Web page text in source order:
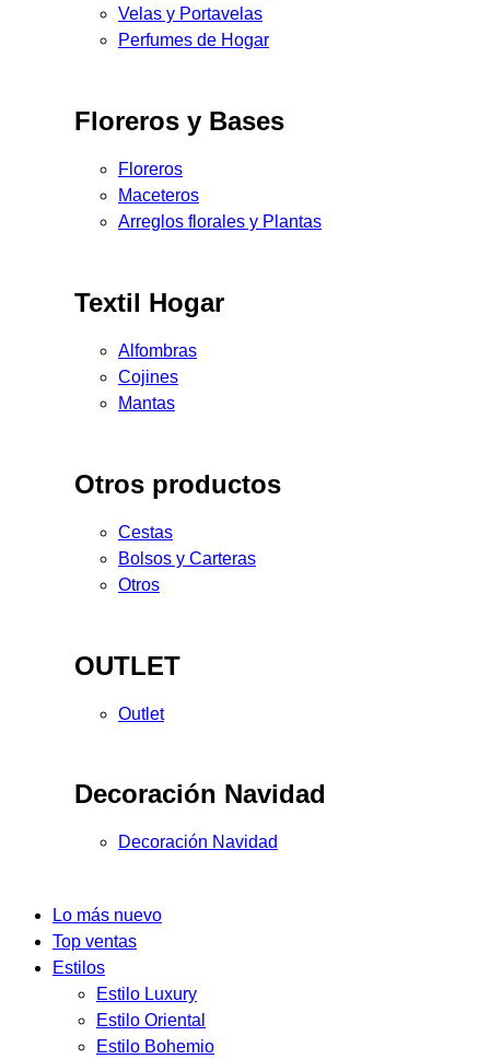
Velas y Portavelas
Perfumes de Hogar
Floreros y Bases
Floreros
Maceteros
Arreglos florales y Plantas
Textil Hogar
Alfombras
Cojines
Mantas
Otros productos
Cestas
Bolsos y Carteras
Otros
OUTLET
Outlet
Decoración Navidad
Decoración Navidad
Lo más nuevo
Top ventas
Estilos
Estilo Luxury
Estilo Oriental
Estilo Bohemio